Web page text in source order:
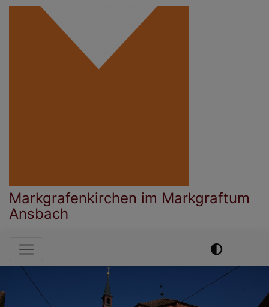
Direkt
Markgrafenkirchen im Markgraftum
Ansbach
Hauptnavigation